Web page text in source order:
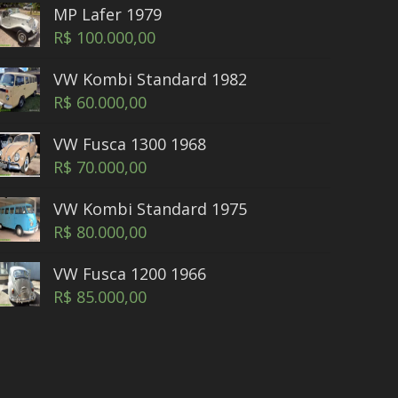
MP Lafer 1979
R$ 100.000,00
VW Kombi Standard 1982
R$ 60.000,00
VW Fusca 1300 1968
R$ 70.000,00
VW Kombi Standard 1975
R$ 80.000,00
VW Fusca 1200 1966
R$ 85.000,00